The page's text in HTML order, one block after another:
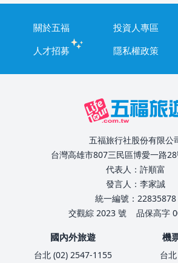
關於五福 投資人專區
人才招募
隱私權政策
五福旅行社股份有限公
台灣高雄市807三民區博愛一路
代表人：許順富
發言人：李家誠
統一編號：22835878
交觀綜 2023 號
品保高字
國內外旅遊
台北 (02) 2547-1155
機
台